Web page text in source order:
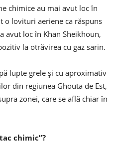
chimice au mai avut loc în
o lovituri aeriene ca răspuns
avut loc în Khan Sheikhoun,
la otrăvirea cu gaz sarin.
lupte grele și cu aproximativ
din regiunea Ghouta de Est,
zonei, care se află chiar în
chimic”?